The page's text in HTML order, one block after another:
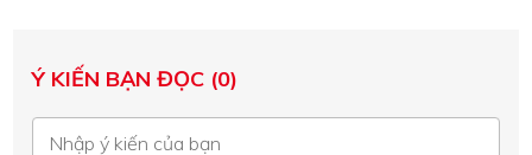
Ý KIẾN BẠN ĐỌC (0)